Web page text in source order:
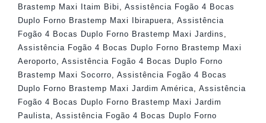
Brastemp Maxi Itaim Bibi
Assistência Fogão 4 Bocas
Duplo Forno Brastemp Maxi Ibirapuera
Assistência
Fogão 4 Bocas Duplo Forno Brastemp Maxi Jardins
Assistência Fogão 4 Bocas Duplo Forno Brastemp Maxi
Aeroporto
Assistência Fogão 4 Bocas Duplo Forno
Brastemp Maxi Socorro
Assistência Fogão 4 Bocas
Duplo Forno Brastemp Maxi Jardim América
Assistência
Fogão 4 Bocas Duplo Forno Brastemp Maxi Jardim
Paulista
Assistência Fogão 4 Bocas Duplo Forno